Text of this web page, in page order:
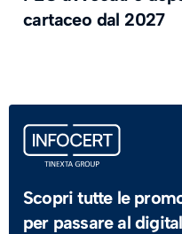
cartaceo dal 2027
Scopri tutte le
per passare al